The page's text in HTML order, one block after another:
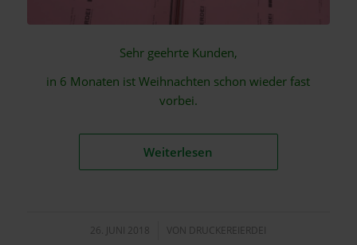
Sehr geehrte Kunden,
in 6 Monaten ist Weihnachten schon wieder fast
vorbei.
Weiterlesen
26. JUNI 2018
/ VON DRUCKEREIERDEI